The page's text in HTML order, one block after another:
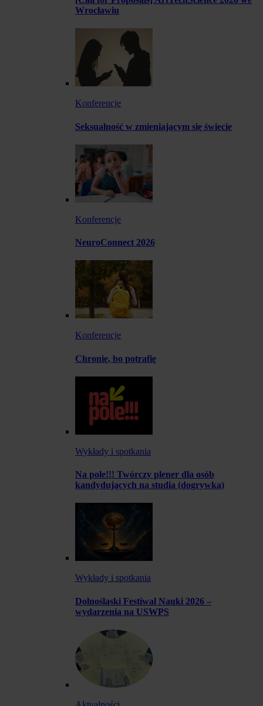
Wrocławiu
Konferencje
Seksualność w zmieniającym się świecie
Konferencje
NeuroConnect 2026
Konferencje
Chronię, bo potrafię
Wykłady i spotkania
Na pole!!! Twórczy plener dla osób
kandydujących na studia (dogrywka)
Wykłady i spotkania
Dolnośląski Festiwal Nauki 2026 –
wydarzenia na USWPS